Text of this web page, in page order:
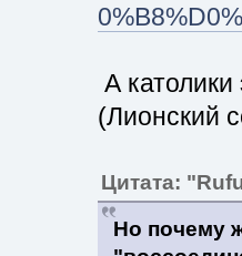
А
(Лионский
Цитата:
Но почему